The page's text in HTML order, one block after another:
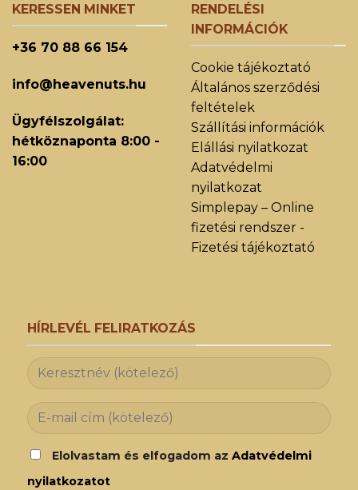
KERESSEN MINKET
+36 70 88 66 154
info@heavenuts.hu
Ügyfélszolgálat:
hétköznaponta 8:00 -
16:00
RENDELÉSI
INFORMÁCIÓK
Cookie tájékoztató
Általános szerződési
feltételek
Szállítási információk
Elállási nyilatkozat
Adatvédelmi
nyilatkozat
Simplepay – Online
fizetési rendszer -
Fizetési tájékoztató
HÍRLEVÉL FELIRATKOZÁS
Elolvastam és elfogadom az Adatvédelmi
nyilatkozatot